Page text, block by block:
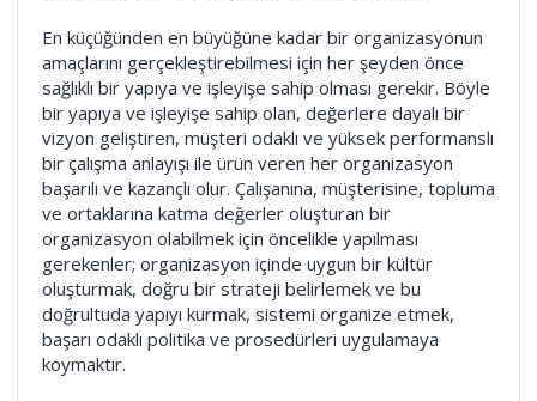
En küçüğünden en büyüğüne kadar bir organizasyonun
amaçlarını gerçekleştirebilmesi için her şeyden önce
sağlıklı bir yapıya ve işleyişe sahip olması gerekir. Böyle
bir yapıya ve işleyişe sahip olan, değerlere dayalı bir
vizyon geliştiren, müşteri odaklı ve yüksek performanslı
bir çalışma anlayışı ile ürün veren her organizasyon
başarılı ve kazançlı olur. Çalışanına, müşterisine, topluma
ve ortaklarına katma değerler oluşturan bir
organizasyon olabilmek için öncelikle yapılması
gerekenler; organizasyon içinde uygun bir kültür
oluşturmak, doğru bir strateji belirlemek ve bu
doğrultuda yapıyı kurmak, sistemi organize etmek,
başarı odaklı politika ve prosedürleri uygulamaya
koymaktır.